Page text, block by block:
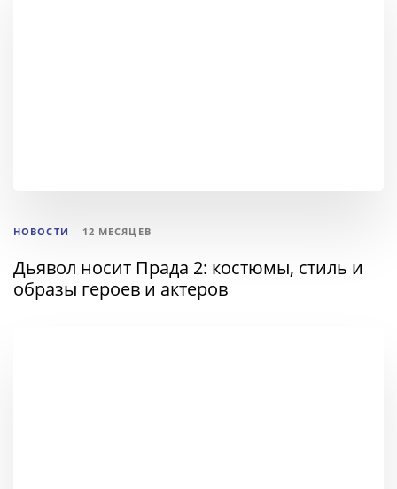
НОВОСТИ 12 МЕСЯЦЕВ
Дьявол носит Прада 2: костюмы, стиль и
образы героев и актеров